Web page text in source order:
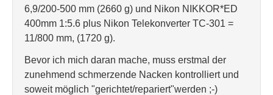
6,9/200-500 mm (2660 g) und Nikon NIKKOR*ED
400mm 1:5.6 plus Nikon Telekonverter TC-301 =
11/800 mm, (1720 g).
Bevor ich mich daran mache, muss erstmal der
zunehmend schmerzende Nacken kontrolliert und
soweit möglich "gerichtet/repariert"werden ;-)